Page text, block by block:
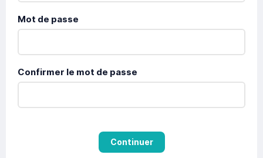
Mot de passe
Confirmer le mot de passe
Continuer